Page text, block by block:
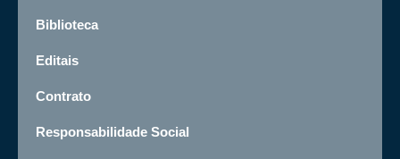
Biblioteca
Editais
Contrato
Responsabilidade Social